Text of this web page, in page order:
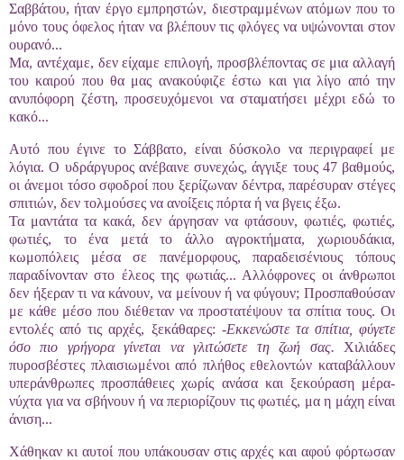
Σαββάτου, ήταν έργο εμπρηστών, διεστραμμένων ατόμων που το
μόνο τους όφελος ήταν να βλέπουν τις φλόγες να υψώνονται στον
ουρανό...
Μα, αντέχαμε, δεν είχαμε επιλογή, προσβλέποντας σε μια αλλαγή
του καιρού που θα μας ανακούφιζε έστω και για λίγο από την
ανυπόφορη ζέστη, προσευχόμενοι να σταματήσει μέχρι εδώ το
κακό...
Αυτό που έγινε το Σάββατο, είναι δύσκολο να περιγραφεί με
λόγια. Ο υδράργυρος ανέβαινε συνεχώς, άγγιξε τους 47 βαθμούς,
οι άνεμοι τόσο σφοδροί που ξερίζωναν δέντρα, παρέσυραν στέγες
σπιτιών, δεν τολμούσες να ανοίξεις πόρτα ή να βγεις έξω.
Τα μαντάτα τα κακά, δεν άργησαν να φτάσουν, φωτιές, φωτιές,
φωτιές, το ένα μετά το άλλο αγροκτήματα, χωριουδάκια,
κωμοπόλεις μέσα σε πανέμορφους, παραδεισένιους τόπους
παραδίνονταν στο έλεος της φωτιάς... Αλλόφρονες οι άνθρωποι
δεν ήξεραν τι να κάνουν, να μείνουν ή να φύγουν; Προσπαθούσαν
με κάθε μέσο που διέθεταν να προστατέψουν τα σπίτια τους. Οι
εντολές από τις αρχές, ξεκάθαρες: -Εκκενώστε τα σπίτια, φύγετε
όσο πιο γρήγορα γίνεται να γλιτώσετε τη ζωή σας. Χιλιάδες
πυροσβέστες πλαισιωμένοι από πλήθος εθελοντών καταβάλλουν
υπεράνθρωπες προσπάθειες χωρίς ανάσα και ξεκούραση μέρα-
νύχτα για να σβήνουν ή να περιορίζουν τις φωτιές, μα η μάχη είναι
άνιση...
Χάθηκαν κι αυτοί που υπάκουσαν στις αρχές και αφού φόρτωσαν